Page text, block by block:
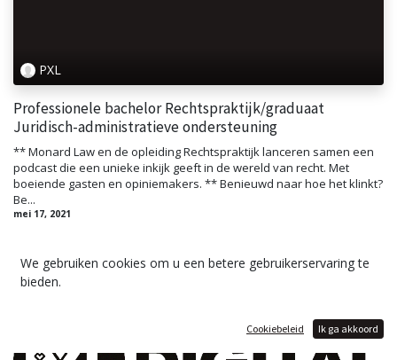
PXL
Professionele bachelor Rechtspraktijk/graduaat
Juridisch-administratieve ondersteuning
** Monard Law en de opleiding Rechtspraktijk lanceren samen een
podcast die een unieke inkijk geeft in de wereld van recht. Met
boeiende gasten en opiniemakers. ** Benieuwd naar hoe het klinkt?
Be...
mei 17, 2021
We gebruiken cookies om u een betere gebruikerservaring te
bieden.
Cookiebeleid Ik ga akkoord